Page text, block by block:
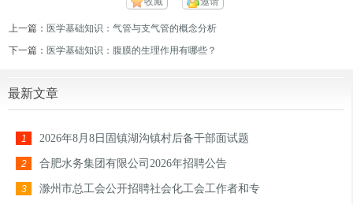
上一篇： 医学基础知识：气管与支气管的概念分析
下一篇： 医学基础知识：腹膜的生理作用有哪些？
最新文章
1 2026年8月8日固镇湖沟镇村后备干部面试题
2 合肥水务集团有限公司2026年招聘公告
3 滁州市总工会公开招聘社会化工会工作者和专